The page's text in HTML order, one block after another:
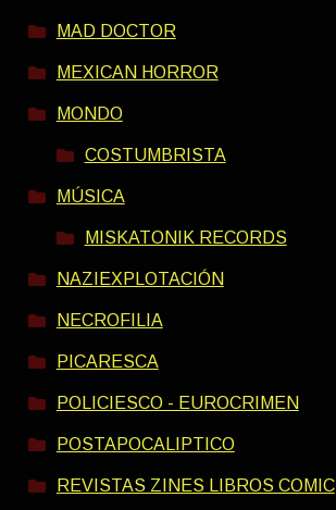
MAD DOCTOR
MEXICAN HORROR
MONDO
COSTUMBRISTA
MÚSICA
MISKATONIK RECORDS
NAZIEXPLOTACIÓN
NECROFILIA
PICARESCA
POLICIESCO - EUROCRIMEN
POSTAPOCALIPTICO
REVISTAS ZINES LIBROS COMIC